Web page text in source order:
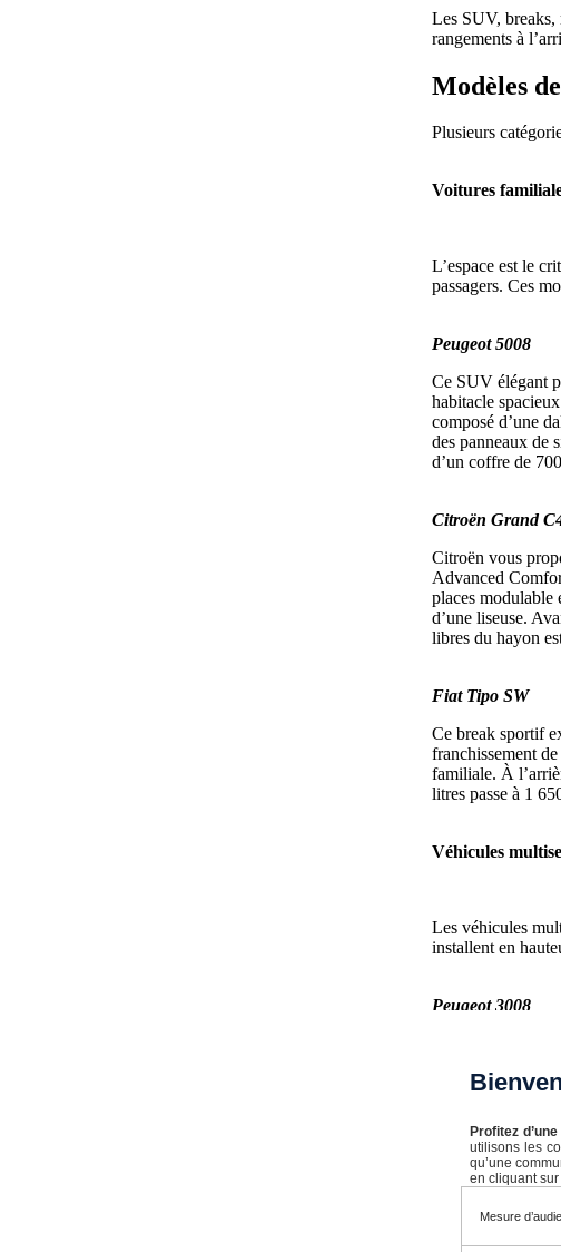
Les SUV, breaks,
rangements à
Modèles
Plusieurs
Voitures
L’espace est le
passagers. Ces
Peugeot 5008
Ce SUV élégant
habitacle
composé d’une
des panneaux de
d’un coffre de
Citroën Grand
Citroën vous
Advanced
places modulable
d’une liseuse.
libres du hayon
Fiat Tipo SW
Ce break sportif
franchissement
familiale. À
litres passe à 1
Véhicules
Les véhicules
installent en
Peugeot 3008
Ce modèle
incontournables.
surveillance
confort pour les
chargement de
Citroën C5
Cette voiture
du programme
Profitez
utilisons les
qu’une
en cliquant
Mesure